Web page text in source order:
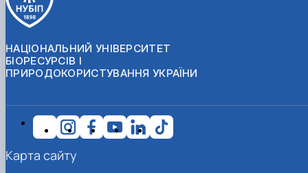
НАЦІОНАЛЬНИЙ УНІВЕРСИТЕТ
БІОРЕСУРСІВ І
ПРИРОДОКОРИСТУВАННЯ УКРАЇНИ
Карта сайту